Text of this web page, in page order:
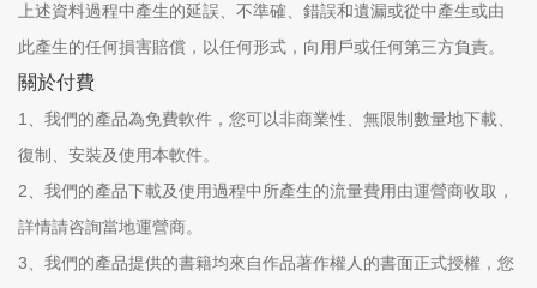
上述資料過程中產生的延誤、不準確、錯誤和遺漏或從中產生或由
此產生的任何損害賠償，以任何形式，向用戶或任何第三方負責。
關於付費
1、我們的產品為免費軟件，您可以非商業性、無限制數量地下載、
復制、安裝及使用本軟件。
2、我們的產品下載及使用過程中所產生的流量費用由運營商收取，
詳情請咨詢當地運營商。
3、我們的產品提供的書籍均來自作品著作權人的書面正式授權，您